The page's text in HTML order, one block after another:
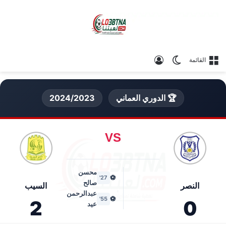
القائمة الوضع المظلم
🏆 الدوري العماني 2024/2023
النصر
0
VS
⚽
27'
محسن
صالح
⚽
55'
عبدالرحمن
عيد
السيب
2